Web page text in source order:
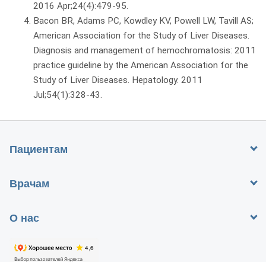
2016 Apr;24(4):479-95.
Bacon BR, Adams PC, Kowdley KV, Powell LW, Tavill AS;
American Association for the Study of Liver Diseases.
Diagnosis and management of hemochromatosis: 2011
practice guideline by the American Association for the
Study of Liver Diseases. Hepatology. 2011
Jul;54(1):328-43.
Пациентам
Врачам
О нас